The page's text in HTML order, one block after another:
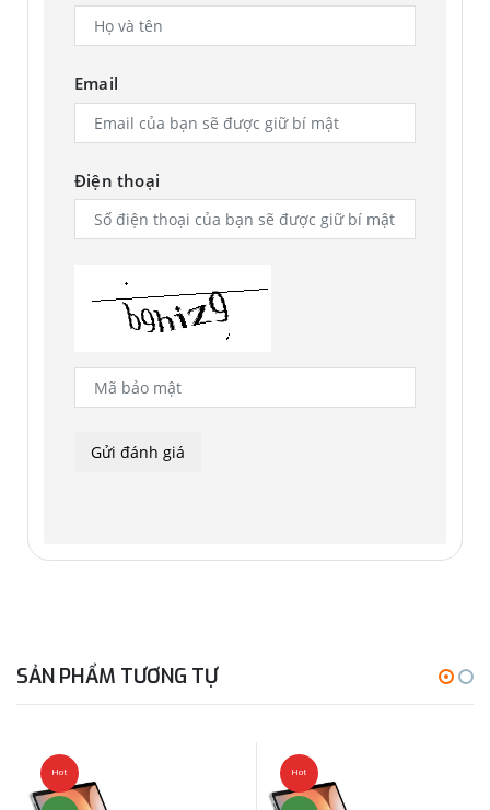
Email
Điện thoại
SẢN PHẨM TƯƠNG TỰ
Hot Hot